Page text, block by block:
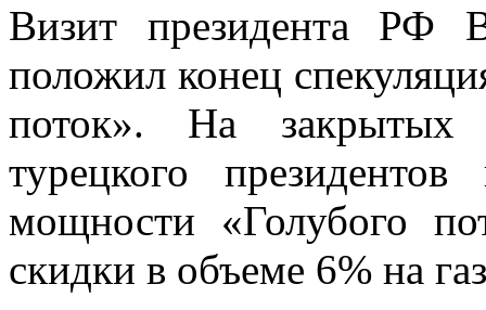
Визит президента РФ
положил конец
поток». На закрытых
турецкого
мощности «Голубого
скидки в объеме 6% на